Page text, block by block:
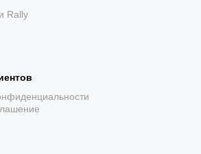
показатели здоровья
пульс, Body Battery и другие
Rally